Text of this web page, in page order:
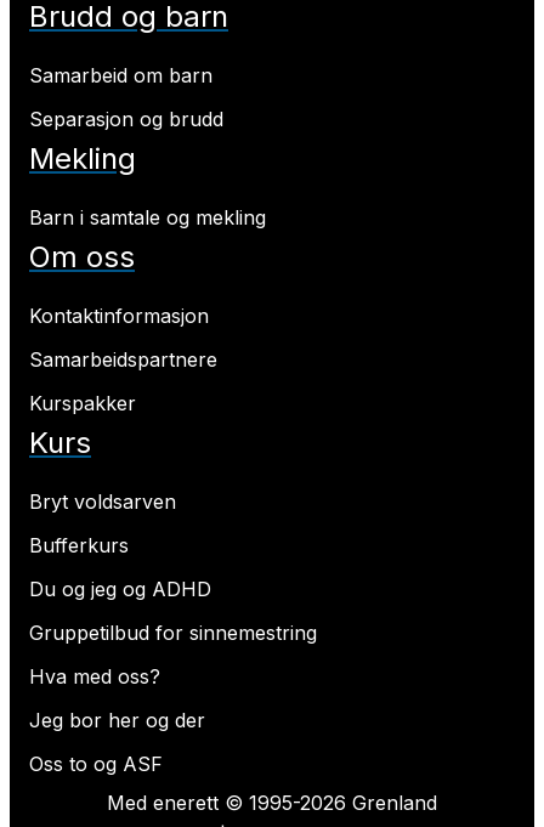
Brudd og barn
Samarbeid om barn
Separasjon og brudd
Mekling
Barn i samtale og mekling
Om oss
Kontaktinformasjon
Samarbeidspartnere
Kurspakker
Kurs
Bryt voldsarven
Bufferkurs
Du og jeg og ADHD
Gruppetilbud for sinnemestring
Hva med oss?
Jeg bor her og der
Oss to og ASF
Med enerett © 1995-2026 Grenland